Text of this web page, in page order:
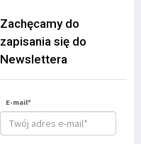
Zachęcamy do
zapisania się do
Newslettera
E-mail*